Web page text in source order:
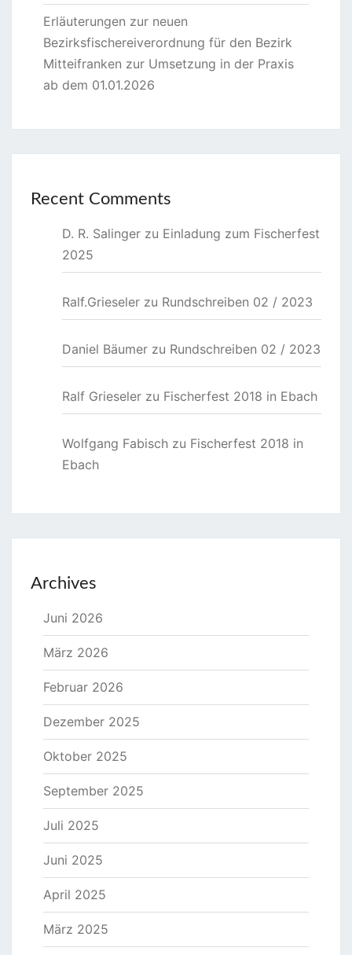
Erläuterungen zur neuen
Bezirksfischereiverordnung für den Bezirk
Mitteifranken zur Umsetzung in der Praxis
ab dem 01.01.2026
Recent Comments
D. R. Salinger zu Einladung zum Fischerfest
2025
Ralf.Grieseler zu Rundschreiben 02 / 2023
Daniel Bäumer zu Rundschreiben 02 / 2023
Ralf Grieseler zu Fischerfest 2018 in Ebach
Wolfgang Fabisch zu Fischerfest 2018 in
Ebach
Archives
Juni 2026
März 2026
Februar 2026
Dezember 2025
Oktober 2025
September 2025
Juli 2025
Juni 2025
April 2025
März 2025